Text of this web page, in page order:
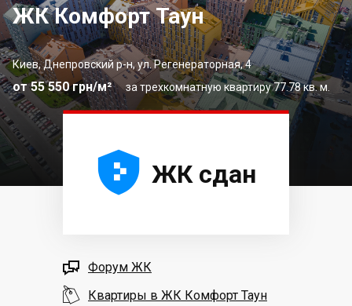
ЖК Комфорт Таун
Киев, Днепровский р-н, ул. Регенераторная, 4
за трехкомнатную квартиру 77.78 кв. м.
от 55 550 грн/м²




 ЖК сдан
 Форум ЖК
 Квартиры в ЖК Комфорт Таун